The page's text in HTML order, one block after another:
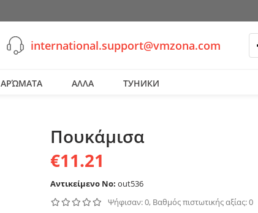
international.support@vmzona.com
ΑΡΏΜΑΤΑ ΑΛΛΑ ТУНИКИ
Πουκάμισα
€11.21
Αντικείμενο No: out536
Ψήφισαν: 0, Βαθμός πιστωτικής αξίας: 0